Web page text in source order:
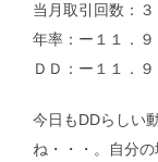
当月取引回数：３
年率：ー１１．
ＤＤ：ー１１．
今日もDDらしい
ね・・・。自分